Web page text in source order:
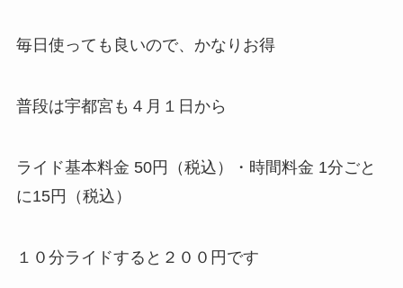
毎日使っても良いので、かなりお得
普段は宇都宮も４月１日から
ライド基本料金 50円（税込）・時間料金 1分ごと
に15円（税込）
１０分ライドすると２００円です